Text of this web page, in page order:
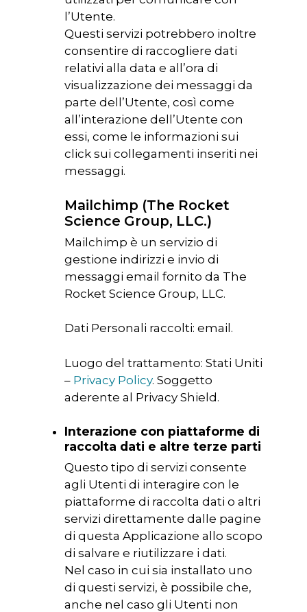
l’Utente.
Questi servizi potrebbero inoltre
consentire di raccogliere dati
relativi alla data e all’ora di
visualizzazione dei messaggi da
parte dell’Utente, così come
all’interazione dell’Utente con
essi, come le informazioni sui
click sui collegamenti inseriti nei
messaggi.
Mailchimp (The Rocket
Science Group, LLC.)
Mailchimp è un servizio di
gestione indirizzi e invio di
messaggi email fornito da The
Rocket Science Group, LLC.
Dati Personali raccolti: email.
Luogo del trattamento: Stati Uniti
– Privacy Policy. Soggetto
aderente al Privacy Shield.
Interazione con piattaforme di
raccolta dati e altre terze parti
Questo tipo di servizi consente
agli Utenti di interagire con le
piattaforme di raccolta dati o altri
servizi direttamente dalle pagine
di questa Applicazione allo scopo
di salvare e riutilizzare i dati.
Nel caso in cui sia installato uno
di questi servizi, è possibile che,
anche nel caso gli Utenti non